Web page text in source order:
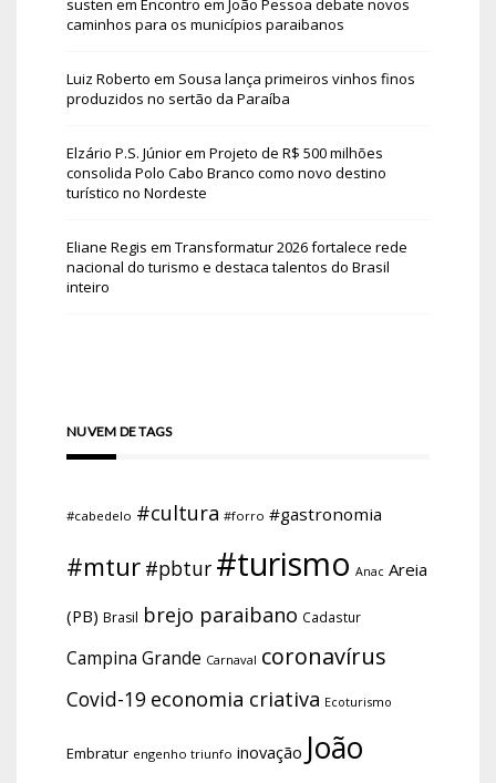
susten em Encontro em João Pessoa debate novos
caminhos para os municípios paraibanos
Luiz Roberto em Sousa lança primeiros vinhos finos
produzidos no sertão da Paraíba
Elzário P.S. Júniorem Projeto de R$ 500 milhões
consolida Polo Cabo Branco como novo destino
turístico no Nordeste
Eliane Regis em Transformatur 2026 fortalece rede
nacional do turismo e destaca talentos do Brasil
inteiro
NUVEM DE TAGS
#cabedelo #cultura #forro #gastronomia
#mtur #pbtur #turismo Anac Areia
(PB) Brasil brejo paraibano Cadastur
Campina Grande Carnaval coronavírus
Covid-19 economia criativa Ecoturismo
Embratur engenho triunfo inovação João